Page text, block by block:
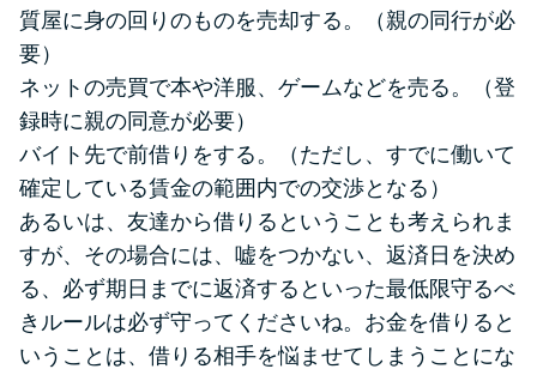
質屋に身の回りのものを売却する。（親の同行が必
要）
ネットの売買で本や洋服、ゲームなどを売る。（登
録時に親の同意が必要）
バイト先で前借りをする。（ただし、すでに働いて
確定している賃金の範囲内での交渉となる）
あるいは、友達から借りるということも考えられま
すが、その場合には、嘘をつかない、返済日を決め
る、必ず期日までに返済するといった最低限守るべ
きルールは必ず守ってくださいね。お金を借りると
いうことは、借りる相手を悩ませてしまうことにな